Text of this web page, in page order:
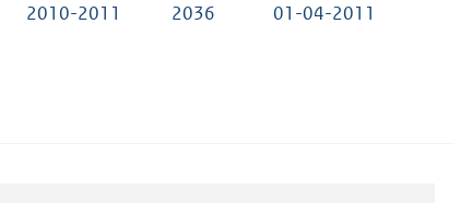
2010-2011 2036 01-04-2011